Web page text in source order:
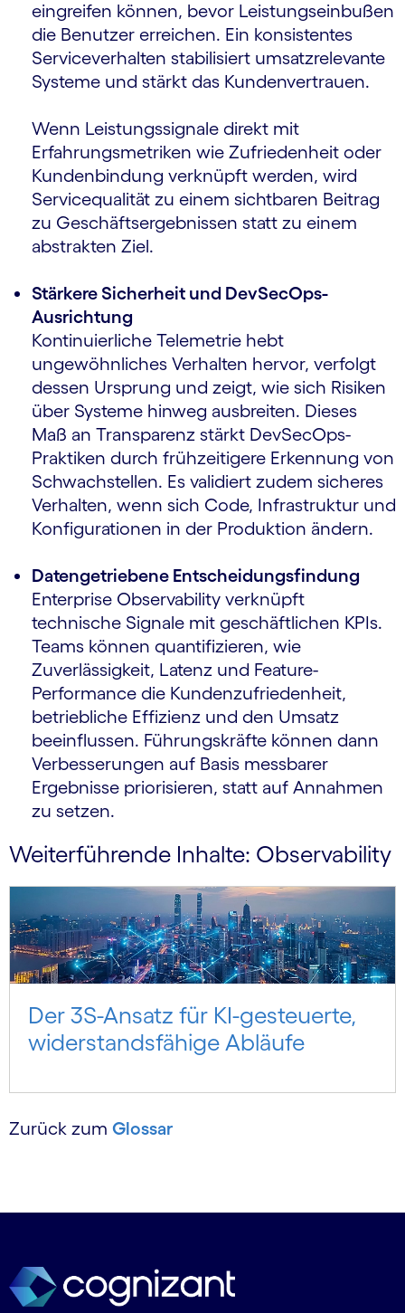
eingreifen können, bevor Leistungseinbußen
die Benutzer erreichen. Ein konsistentes
Serviceverhalten stabilisiert umsatzrelevante
Systeme und stärkt das Kundenvertrauen.
Wenn Leistungssignale direkt mit
Erfahrungsmetriken wie Zufriedenheit oder
Kundenbindung verknüpft werden, wird
Servicequalität zu einem sichtbaren Beitrag
zu Geschäftsergebnissen statt zu einem
abstrakten Ziel.
Stärkere Sicherheit und DevSecOps-
Ausrichtung
Kontinuierliche Telemetrie hebt
ungewöhnliches Verhalten hervor, verfolgt
dessen Ursprung und zeigt, wie sich Risiken
über Systeme hinweg ausbreiten. Dieses
Maß an Transparenz stärkt DevSecOps-
Praktiken durch frühzeitigere Erkennung von
Schwachstellen. Es validiert zudem sicheres
Verhalten, wenn sich Code, Infrastruktur und
Konfigurationen in der Produktion ändern.
Datengetriebene Entscheidungsfindung
Enterprise Observability verknüpft
technische Signale mit geschäftlichen KPIs.
Teams können quantifizieren, wie
Zuverlässigkeit, Latenz und Feature-
Performance die Kundenzufriedenheit,
betriebliche Effizienz und den Umsatz
beeinflussen. Führungskräfte können dann
Verbesserungen auf Basis messbarer
Ergebnisse priorisieren, statt auf Annahmen
zu setzen.
Weiterführende Inhalte: Observability
Der 3S-Ansatz für KI-gesteuerte,
widerstandsfähige Abläufe
Zurück zum Glossar